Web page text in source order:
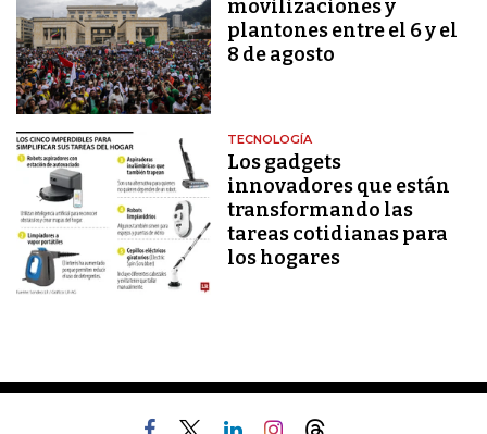
movilizaciones y
plantones entre el 6 y el
8 de agosto
TECNOLOGÍA
Los gadgets
innovadores que están
transformando las
tareas cotidianas para
los hogares